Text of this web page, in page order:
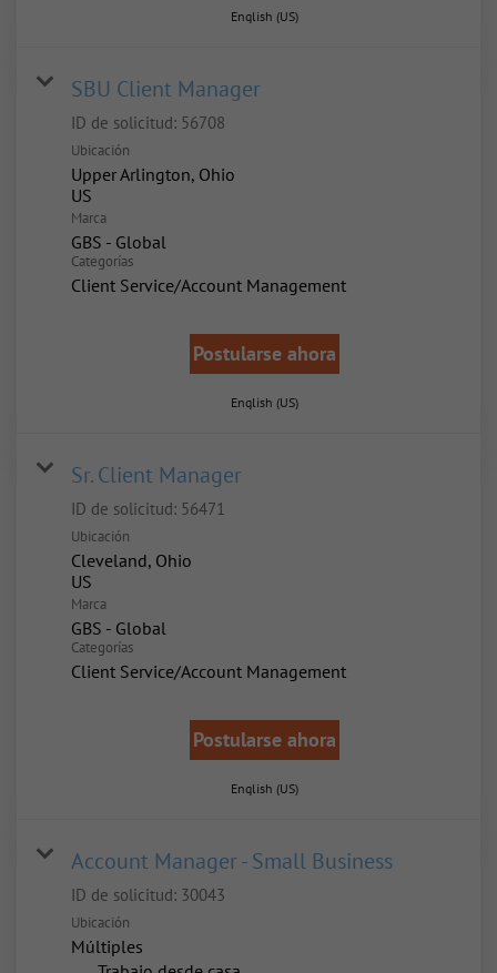
English (US)
SBU Client Manager
ID de solicitud: 56708
Ubicación
Upper Arlington, Ohio
Marca
GBS - Global
Categorías
Client Service/Account Management
Postularse ahora
English (US)
Sr. Client Manager
ID de solicitud: 56471
Ubicación
Cleveland, Ohio
Marca
GBS - Global
Categorías
Client Service/Account Management
Postularse ahora
English (US)
Account Manager - Small Business
ID de solicitud: 30043
Ubicación
Múltiples